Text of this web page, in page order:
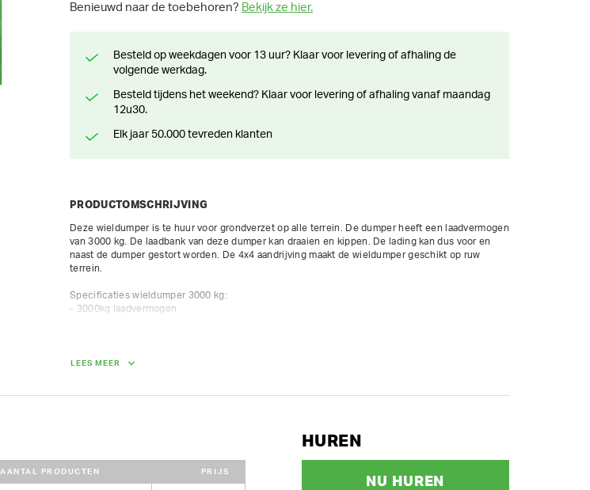
Benieuwd naar de toebehoren? Bekijk ze hier.
Besteld op weekdagen voor 13 uur? Klaar voor levering of afhaling de
volgende werkdag.
Besteld tijdens het weekend? Klaar voor levering of afhaling vanaf maandag
12u30.
Elk jaar 50.000 tevreden klanten
PRODUCTOMSCHRIJVING
Deze wieldumper is te huur voor grondverzet op alle terrein. De dumper heeft een laadvermogen
van 3000 kg. De laadbank van deze dumper kan draaien en kippen. De lading kan dus voor en
naast de dumper gestort worden. De 4x4 aandrijving maakt de wieldumper geschikt op ruw
terrein.
Specificaties wieldumper 3000 kg:
- 3000kg laadvermogen
- dumphoogte: 102 cm
GEWICHT
LEES MEER
AANTAL PRODUCTEN PRIJS
HUREN
NU HUREN